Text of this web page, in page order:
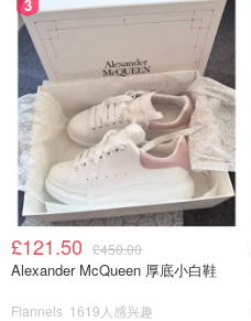
3
£121.50 £450.00
Alexander McQueen 厚底小白鞋
Flannels 1619人感兴趣